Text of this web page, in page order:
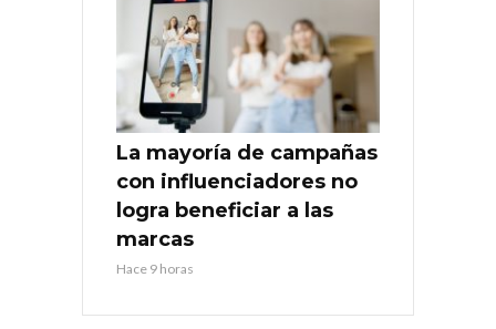
La mayoría de campañas
con influenciadores no
logra beneficiar a las
marcas
Hace 9 horas